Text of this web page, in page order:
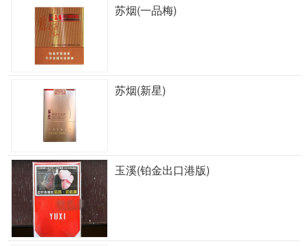
苏烟(一品梅)
苏烟(新星)
玉溪(铂金出口港版)